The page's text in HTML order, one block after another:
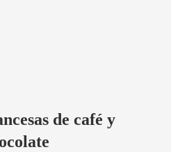
de café y